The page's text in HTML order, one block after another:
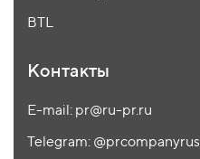
BTL
Контакты
E-mail: pr@ru-pr.ru
Telegram: @prcompanyrus